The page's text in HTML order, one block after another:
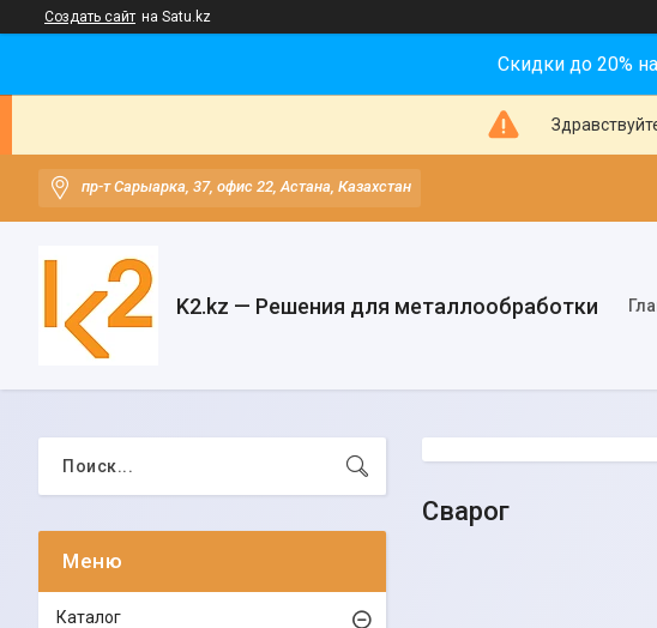
Создать сайт на Satu.kz
Скидки до 20%
пр-т Сарыарка, 37, офис 22, Астана, Казахстан
K2.kz — Решения для металлообработки
Сварог
Каталог